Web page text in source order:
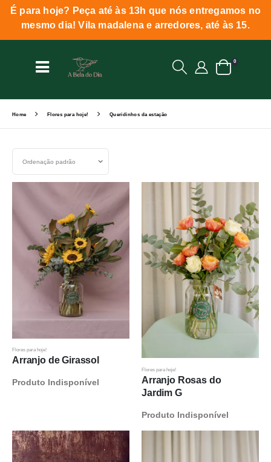
É para hoje? Peça até às 13h que nós entregamos no
mesmo dia! Vila madalena e arredores, até às 15.
0
Home Flores para hoje! Queridinhos da estação
Flores para hoje!
Arranjo de Girassol
Produto Indisponível
Flores para hoje!
Arranjo Rosas do
Jardim G
Produto Indisponível